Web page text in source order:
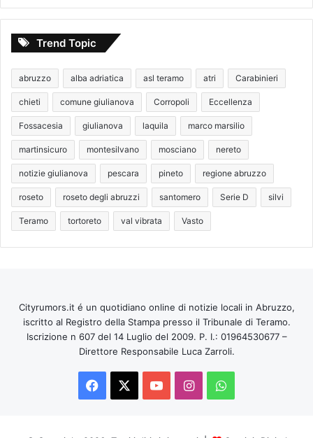
Trend Topic
abruzzo alba adriatica asl teramo atri Carabinieri
chieti comune giulianova Corropoli Eccellenza
Fossacesia giulianova laquila marco marsilio
martinsicuro montesilvano mosciano nereto
notizie giulianova pescara pineto regione abruzzo
roseto roseto degli abruzzi santomero Serie D silvi
Teramo tortoreto val vibrata Vasto
Cityrumors.it é un quotidiano online di notizie locali in Abruzzo,
iscritto al Registro della Stampa presso il Tribunale di Teramo.
Iscrizione n 607 del 14 Luglio del 2009. P. I.: 01964530677 –
Direttore Responsabile Luca Zarroli.
Facebook
You InstagramWhatsApp